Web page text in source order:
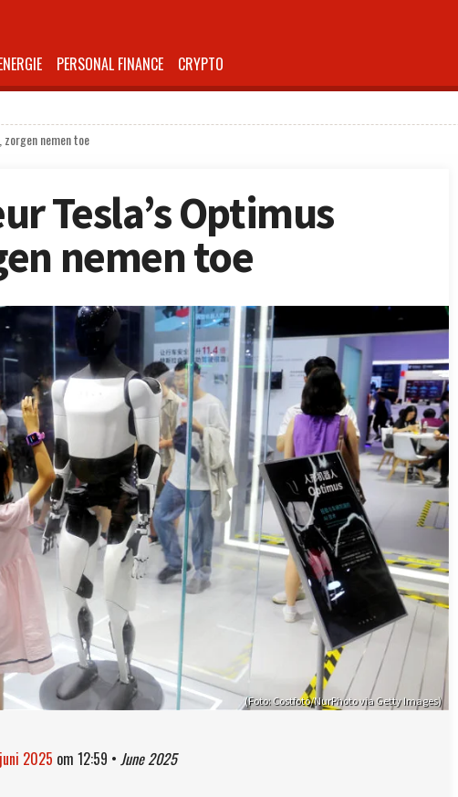
PERSONAL FINANCE CRYPTO
nemen toe
Tesla’s Optimus
nemen toe
(Foto: Costfoto/NurPhoto via Getty Images)
2025 om 12:59 • June 2025